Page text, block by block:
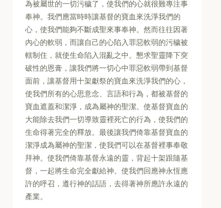
為被屬世的一切污穢了，使我們的心就很難專注事
奉神。我們應當時時讓基督的寶血來洗淨我們的
心，使我們能夠不斷成聖來事奉神。然而往往因著
內心的軟弱，而讓自己的心陷入罪惡軟弱的污穢被
轄制住，就使生命陷入混亂之中。懇求聖靈降下突
破性的恩膏，讓我們將一切心中罪惡軟弱帶到基督
面前，讓基督用十架獻祭的寶血來洗淨我們的心，
使我們所有的心思意念、言語和行為，都被基督的
寶血遮蓋和潔淨，成為屬神的聖潔。使基督寶血的
大能除去我們一切導致靈裡死亡的行為，使我們的
生命得著完全的釋放。最後讓我們倚靠基督寶血的
潔淨成為屬神的聖潔，使我們可以在基督裡事奉敬
拜神。使我們倚靠基督永遠的靈，背起十架跟隨基
督，一起將生命完全獻給神。使我們回應神永恆應
許的呼召，遵行神的話語，去得著神所應許永遠的
產業。